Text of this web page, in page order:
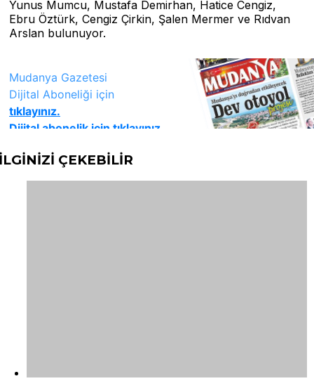
Yunus Mumcu, Mustafa Demirhan, Hatice Cengiz,
Ebru Öztürk, Cengiz Çirkin, Şalen Mermer ve Rıdvan
Arslan bulunuyor.
ÇEKEBİLİR